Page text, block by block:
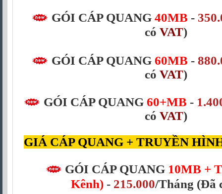
GÓI CÁP QUANG 40MB -
có VAT)
GÓI CÁP QUANG 60MB -
có VAT)
GÓI CÁP QUANG 60+MB -
có VAT)
GIÁ CÁP QUANG + TRUYỀN
GÓI CÁP QUANG 10MB +
Kênh)- 215.000/Tháng (Đã